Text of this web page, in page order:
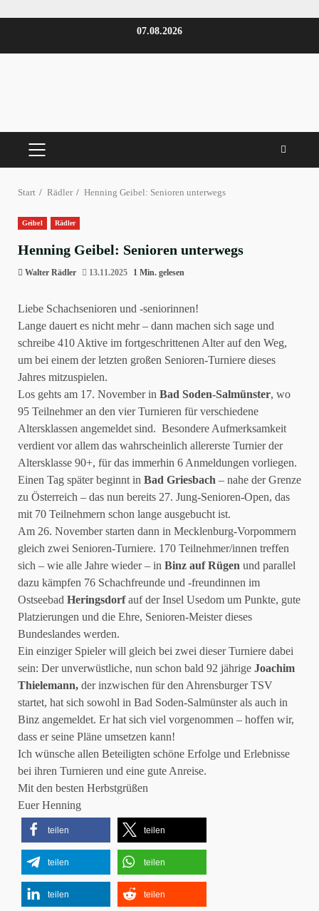
07.08.2026
PRIMÄRES
Start Rädler Henning Geibel: Senioren unterwegs
Geibel Rädler
Henning Geibel: Senioren unterwegs
Walter Rädler 13.11.2025 1 Min. gelesen
Liebe Schachsenioren und -seniorinnen!
Lange dauert es nicht mehr – dann machen sich sage und
schreibe 410 Aktive im fortgeschrittenen Alter auf den Weg,
um bei einem der letzten großen Senioren-Turniere dieses
Jahres mitzuspielen.
Los gehts am 17. November in Bad Soden-Salmünster, wo
95 Teilnehmer an den vier Turnieren für verschiedene
Altersklassen angemeldet sind. Besondere Aufmerksamkeit
verdient vor allem das wahrscheinlich allererste Turnier der
Altersklasse 90+, für das immerhin 6 Anmeldungen vorliegen.
Einen Tag später beginnt in Bad Griesbach – nahe der Grenze
zu Österreich – das nun bereits 27. Jung-Senioren-Open, das
mit 70 Teilnehmern schon lange ausgebucht ist.
Am 26. November starten dann in Mecklenburg-Vorpommern
gleich zwei Senioren-Turniere. 170 Teilnehmer/innen treffen
sich – wie alle Jahre wieder – in Binz auf Rügen und parallel
dazu kämpfen 76 Schachfreunde und -freundinnen im
Ostseebad Heringsdorfauf der Insel Usedom um Punkte, gute
Platzierungen und die Ehre, Senioren-Meister dieses
Bundeslandes werden.
Ein einziger Spieler will gleich bei zwei dieser Turniere dabei
sein: Der unverwüstliche, nun schon bald 92 jährige Joachim
Thielemann, der inzwischen für den Ahrensburger TSV
startet, hat sich sowohl in Bad Soden-Salmünster als auch in
Binz angemeldet. Er hat sich viel vorgenommen – hoffen wir,
dass er seine Pläne umsetzen kann!
Ich wünsche allen Beteiligten schöne Erfolge und Erlebnisse
bei ihren Turnieren und eine gute Anreise.
Mit den besten Herbstgrüßen
Euer Henning
teilen teilen
teilen teilen
teilen teilen